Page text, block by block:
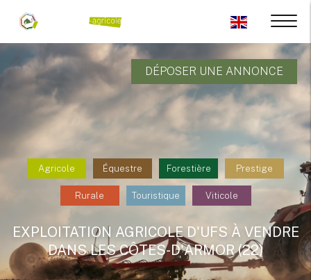
DÉPOSER UNE ANNONCE
Agricole Équestre Forestière Prestige
Rurale Touristique Viticole
EXPLOITATION AGRICOLE D'UFS À VENDRE
DANS LES CÔTES-D'ARMOR (22)